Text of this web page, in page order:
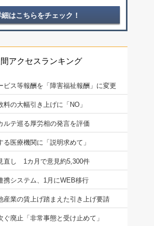
細はこちらをチェック！
アクセスランキング
ビス等報酬を「障害福祉報酬」に変更
料の大幅引き上げに「NO」
ルテ巡る厚労相の発言を評価
る医療機関に「説明求めて」
直し 1カ月で意見約5,300件
携システム、1月にWEB移行
産業の賃上げ踏まえた引き上げ要請
ぐ廃止「非常事態と受け止めて」